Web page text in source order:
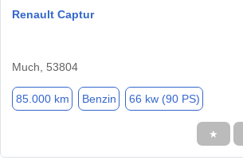
Renault Captur
Much, 53804
85.000 km Benzin 66 kw (90 PS)
★